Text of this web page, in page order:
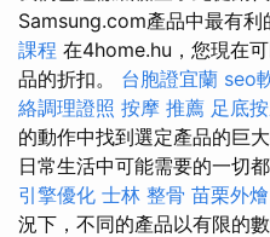
Samsung.com產品中最有利
課程 在4home.hu，您現在
品的折扣。 台胞證宜蘭 seo
絡調理證照 按摩 推薦 足底
的動作中找到選定產品的巨
日常生活中可能需要的一切
引擎優化 士林 整骨 苗栗外燴
況下，不同的產品以有限的